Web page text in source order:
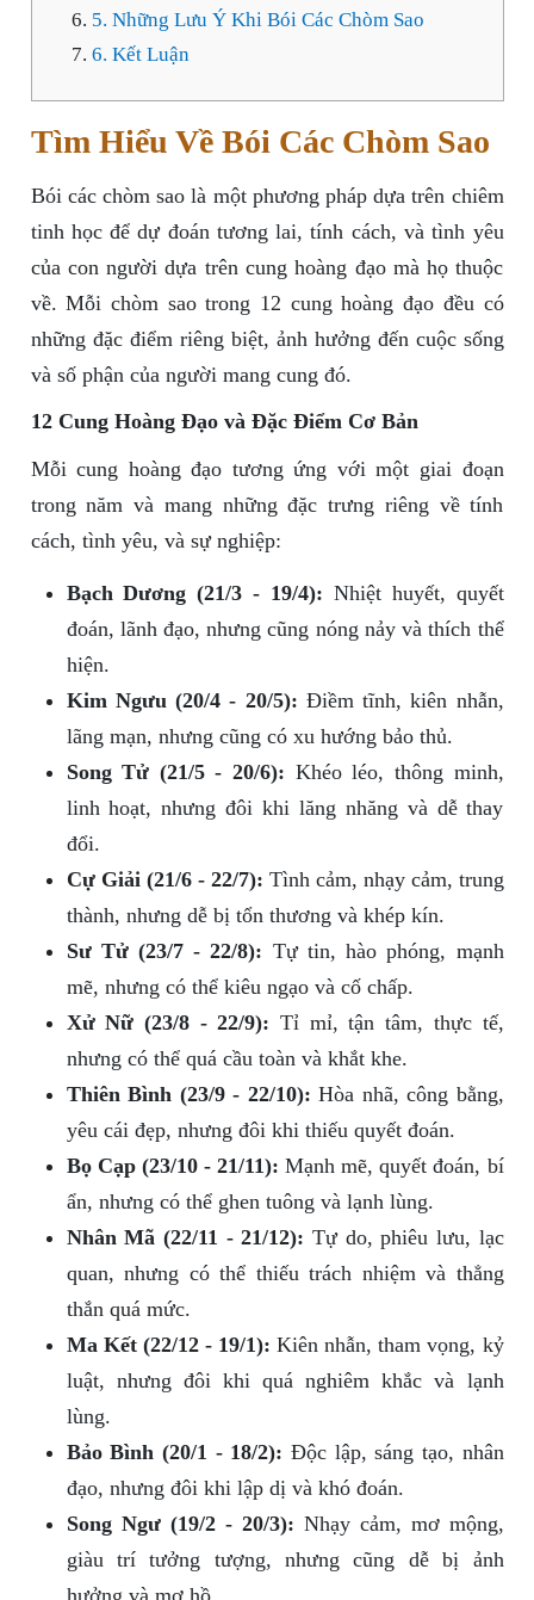
5. Những Lưu Ý Khi Bói Các Chòm Sao
6. Kết Luận
Tìm Hiểu Về Bói Các Chòm Sao
Bói các chòm sao là một phương pháp dựa trên chiêm
tinh học để dự đoán tương lai, tính cách, và tình yêu
của con người dựa trên cung hoàng đạo mà họ thuộc
về. Mỗi chòm sao trong 12 cung hoàng đạo đều có
những đặc điểm riêng biệt, ảnh hưởng đến cuộc sống
và số phận của người mang cung đó.
12 Cung Hoàng Đạo và Đặc Điểm Cơ Bản
Mỗi cung hoàng đạo tương ứng với một giai đoạn
trong năm và mang những đặc trưng riêng về tính
cách, tình yêu, và sự nghiệp:
Bạch Dương (21/3 - 19/4): Nhiệt huyết, quyết
đoán, lãnh đạo, nhưng cũng nóng nảy và thích thể
hiện.
Kim Ngưu (20/4 - 20/5): Điềm tĩnh, kiên nhẫn,
lãng mạn, nhưng cũng có xu hướng bảo thủ.
Song Tử (21/5 - 20/6): Khéo léo, thông minh,
linh hoạt, nhưng đôi khi lăng nhăng và dễ thay
đổi.
Cự Giải (21/6 - 22/7): Tình cảm, nhạy cảm, trung
thành, nhưng dễ bị tổn thương và khép kín.
Sư Tử (23/7 - 22/8): Tự tin, hào phóng, mạnh
mẽ, nhưng có thể kiêu ngạo và cố chấp.
Xử Nữ (23/8 - 22/9): Tỉ mỉ, tận tâm, thực tế,
nhưng có thể quá cầu toàn và khắt khe.
Thiên Bình (23/9 - 22/10): Hòa nhã, công bằng,
yêu cái đẹp, nhưng đôi khi thiếu quyết đoán.
Bọ Cạp (23/10 - 21/11): Mạnh mẽ, quyết đoán, bí
ẩn, nhưng có thể ghen tuông và lạnh lùng.
Nhân Mã (22/11 - 21/12): Tự do, phiêu lưu, lạc
quan, nhưng có thể thiếu trách nhiệm và thẳng
thắn quá mức.
Ma Kết (22/12 - 19/1): Kiên nhẫn, tham vọng, kỷ
luật, nhưng đôi khi quá nghiêm khắc và lạnh
lùng.
Bảo Bình (20/1 - 18/2): Độc lập, sáng tạo, nhân
đạo, nhưng đôi khi lập dị và khó đoán.
Song Ngư (19/2 - 20/3): Nhạy cảm, mơ mộng,
giàu trí tưởng tượng, nhưng cũng dễ bị ảnh